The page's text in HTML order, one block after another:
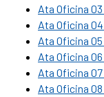
Ata Oficina 03
Ata Oficina
Ata Oficina 05
Ata Oficina 06
Ata Oficina
Ata Oficina